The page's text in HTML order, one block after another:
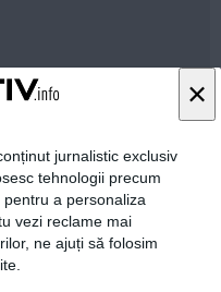
×
jurnalistic exclusiv
tehnologii precum
a personaliza
vezi reclame mai
ne ajuți să folosim